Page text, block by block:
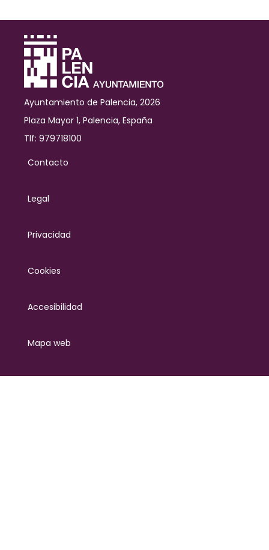
Ayuntamiento de Palencia, 2026
Plaza Mayor 1, Palencia, España
Tlf: 979718100
Contacto
Legal
Privacidad
Cookies
Accesibilidad
Mapa web